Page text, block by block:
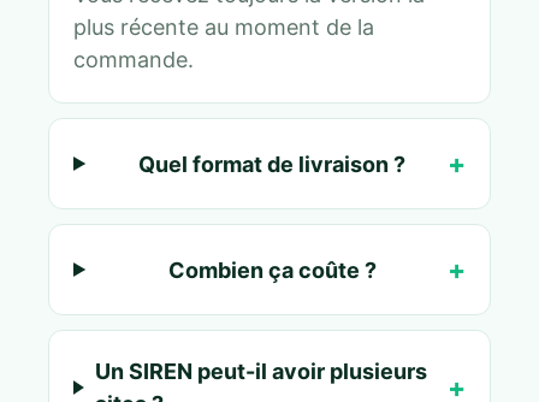
plus récente au moment de la
commande.
Quel format de livraison ?
Combien ça coûte ?
Un SIREN peut-il avoir plusieurs